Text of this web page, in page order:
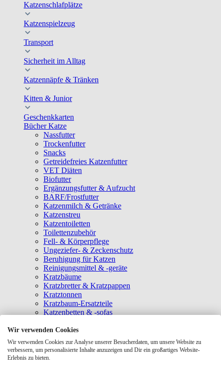
Katzenschlafplätze
Katzenspielzeug
Transport
Sicherheit im Alltag
Katzennäpfe & Tränken
Kitten & Junior
Geschenkkarten
Bücher Katze
Nassfutter
Trockenfutter
Snacks
Getreidefreies Katzenfutter
VET Diäten
Biofutter
Ergänzungsfutter & Aufzucht
BARF/Frostfutter
Katzenmilch & Getränke
Katzenstreu
Katzentoiletten
Toilettenzubehör
Fell- & Körperpflege
Ungeziefer- & Zeckenschutz
Beruhigung für Katzen
Reinigungsmittel & -geräte
Kratzbäume
Kratzbretter & Kratzpappen
Kratztonnen
Kratzbaum-Ersatzteile
Katzenbetten & -sofas
Katzenhäuser
Hängematten & Fensterliegeplätze
Katzendecken & -matten
Baldrian- & Catnipspielzeug
Wir verwenden Cookies
Wir verwenden Cookies zur Analyse unserer Besucherdaten, um unsere Website zu
verbessern, um personalisierte Inhalte anzuzeigen und Dir ein großartiges Website-
Erlebnis zu bieten.